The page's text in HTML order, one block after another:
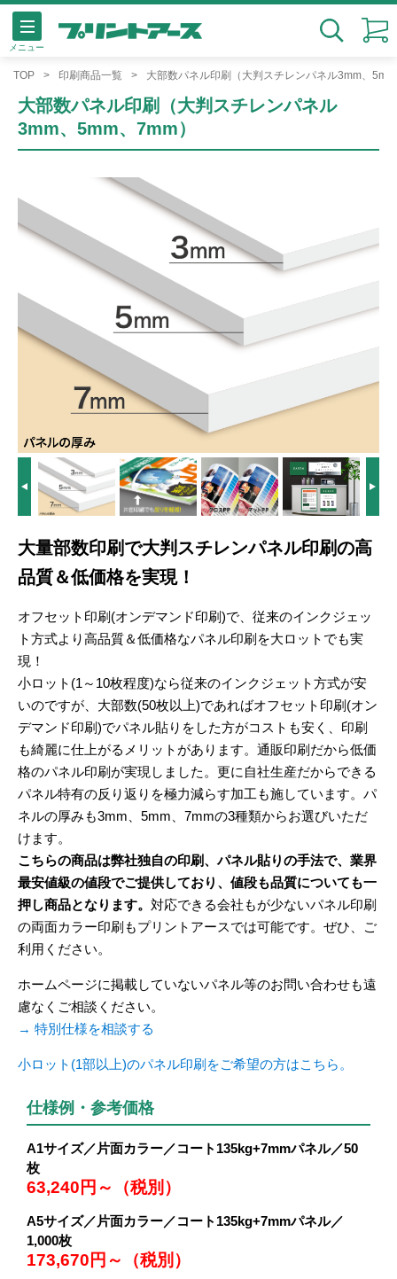
メニュー
TOP 印刷商品一覧 大部数パネル印刷（大判スチレンパネル3mm、
大部数パネル印刷（大判スチレンパネル
3mm、5mm、7mm）
大量部数印刷で大判スチレンパネル印刷の高
品質＆低価格を実現！
オフセット印刷(オンデマンド印刷)で、従来のインクジェッ
ト方式より高品質＆低価格なパネル印刷を大ロットでも実
現！
小ロット(1～10枚程度)なら従来のインクジェット方式が安
いのですが、大部数(50枚以上)であればオフセット印刷(オン
デマンド印刷)でパネル貼りをした方がコストも安く、印刷
も綺麗に仕上がるメリットがあります。通販印刷だから低価
格のパネル印刷が実現しました。更に自社生産だからできる
パネル特有の反り返りを極力減らす加工も施しています。パ
ネルの厚みも3mm、5mm、7mmの3種類からお選びいただ
けます。
こちらの商品は弊社独自の印刷、パネル貼りの手法で、業界
最安値級の値段でご提供しており、値段も品質についても一
押し商品となります。 対応できる会社もが少ないパネル印刷
の両面カラー印刷もプリントアースでは可能です。ぜひ、ご
利用ください。
ホームページに掲載していないパネル等のお問い合わせも遠
慮なくご相談ください。
→ 特別仕様を相談する
小ロット(1部以上)のパネル印刷をご希望の方はこちら。
仕様例・参考価格
A1サイズ／片面カラー／コート135kg+7mmパネル／50
枚
63,240円～（税別）
A5サイズ／片面カラー／コート135kg+7mmパネル／
1,000枚
173,670円～（税別）